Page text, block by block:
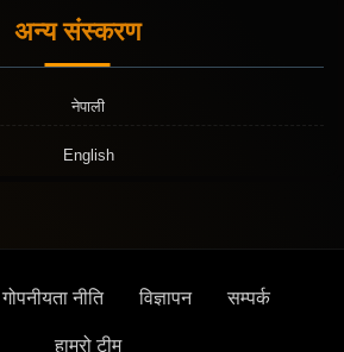
अन्य संस्करण
नेपाली
English
गोपनीयता नीति विज्ञापन सम्पर्क
हाम्रो टीम